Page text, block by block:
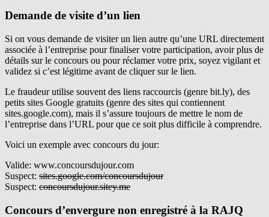
Demande de visite d’un lien
Si on vous demande de visiter un lien autre qu’une URL directement
associée à l’entreprise pour finaliser votre participation, avoir plus de
détails sur le concours ou pour réclamer votre prix, soyez vigilant et
validez si c’est légitime avant de cliquer sur le lien.
Le fraudeur utilise souvent des liens raccourcis (genre bit.ly), des
petits sites Google gratuits (genre des sites qui contiennent
sites.google.com), mais il s’assure toujours de mettre le nom de
l’entreprise dans l’URL pour que ce soit plus difficile à comprendre.
Voici un exemple avec concours du jour:
Valide: www.concoursdujour.com
Suspect: sites.google.com/concoursdujour
Suspect: concoursdujour.sitey.me
Concours d’envergure non enregistré à la RAJQ